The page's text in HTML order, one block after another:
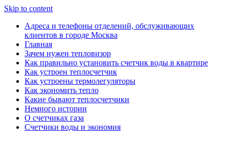
Skip to content
Адреса и телефоны отделений, обслуживающих
клиентов в городе Москва
Главная
Зачем нужен тепловизор
Как правильно установить счетчик воды в квартире
Как устроен теплосчетчик
Как устроены термолегуляторы
Как экономить тепло
Какие бывают теплосчетчики
Немного истории
О счетчиках газа
Счетчики воды и экономия